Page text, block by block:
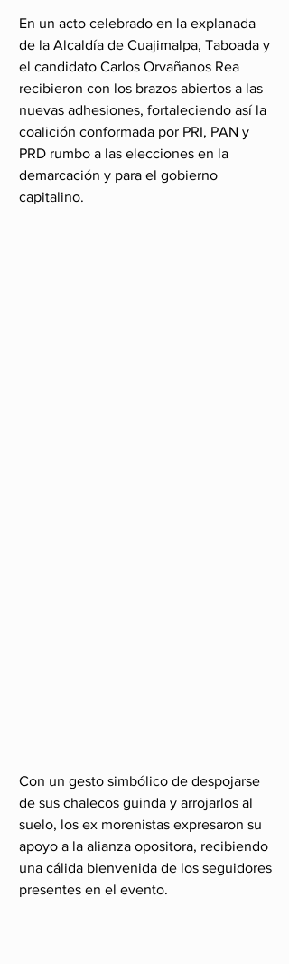
En un acto celebrado en la explanada
de la Alcaldía de Cuajimalpa, Taboada y
el candidato Carlos Orvañanos Rea
recibieron con los brazos abiertos a las
nuevas adhesiones, fortaleciendo así la
coalición conformada por PRI, PAN y
PRD rumbo a las elecciones en la
demarcación y para el gobierno
capitalino.
Con un gesto simbólico de despojarse
de sus chalecos guinda y arrojarlos al
suelo, los ex morenistas expresaron su
apoyo a la alianza opositora, recibiendo
una cálida bienvenida de los seguidores
presentes en el evento.